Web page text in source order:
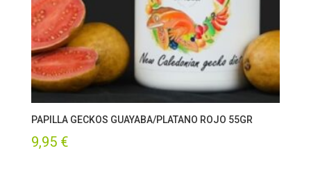
PAPILLA GECKOS GUAYABA/PLATANO ROJO 55GR
9,95 €